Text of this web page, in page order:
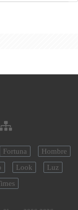
Fortuna
Hombre
Look
Luz